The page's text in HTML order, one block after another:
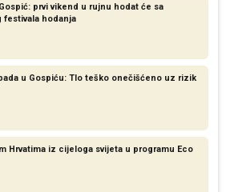
prvi vikend u rujnu hodat će sa
festivala hodanja
u Gospiću: Tlo teško onečišćeno uz rizik
Hrvatima iz cijeloga svijeta u programu Eco